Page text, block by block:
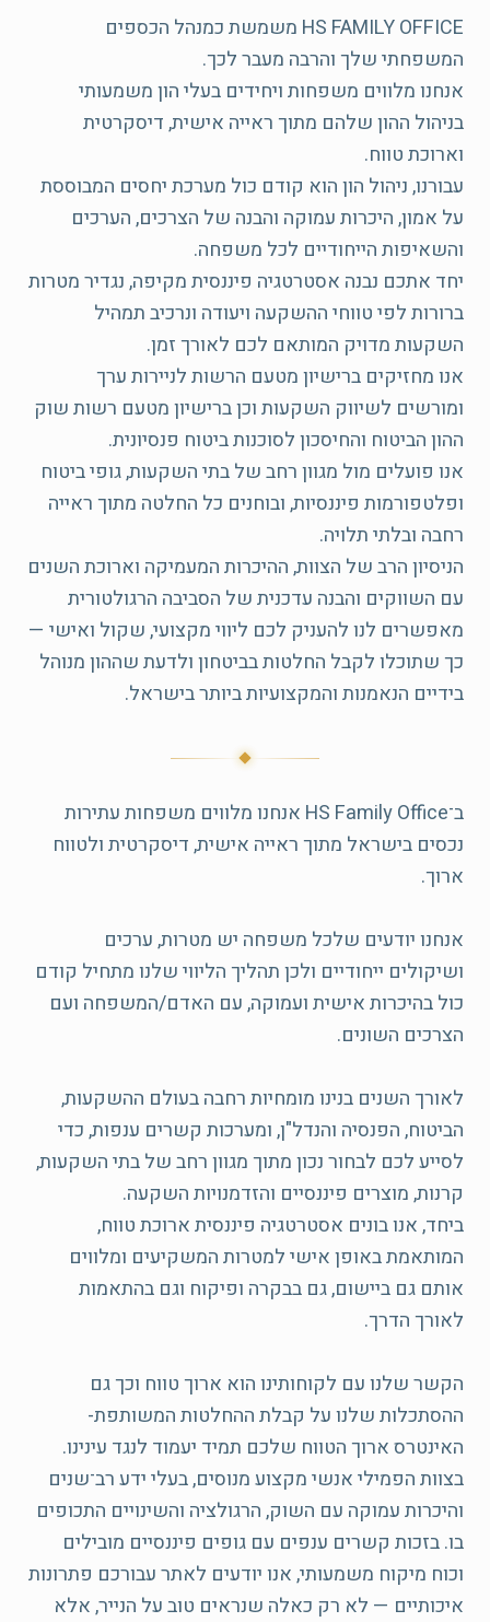
HS FAMILY OFFICE משמשת כמנהל הכספים
אנחנו מלווים משפחות ויחידים בעלי הון משמעותי
בניהול ההון שלהם מתוך ראייה אישית, דיסקרטית
עבורנו, ניהול הון הוא קודם כול מערכת יחסים המבוססת
על אמון, היכרות עמוקה והבנה של הצרכים, הערכים
יחד אתכם נבנה אסטרטגיה פיננסית מקיפה, נגדיר מטרות
ברורות לפי טווחי ההשקעה ויעודה ונרכיב תמהיל
אנו מחזיקים ברישיון מטעם הרשות לניירות ערך
ומורשים לשיווק השקעות וכן ברישיון מטעם רשות שוק
אנו פועלים מול מגוון רחב של בתי השקעות, גופי ביטוח
ופלטפורמות פיננסיות, ובוחנים כל החלטה מתוך ראייה
הניסיון הרב של הצוות, ההיכרות המעמיקה וארוכת השנים
עם השווקים והבנה עדכנית של הסביבה הרגולטורית
מאפשרים לנו להעניק לכם ליווי מקצועי, שקול ואישי —
כך שתוכלו לקבל החלטות בביטחון ולדעת שההון מנוהל
בידיים הנאמנות והמקצועיות ביותר בישראל.
ב־HS Family Office אנחנו מלווים משפחות עתירות
נכסים בישראל מתוך ראייה אישית, דיסקרטית ולטווח
אנחנו יודעים שלכל משפחה יש מטרות, ערכים
ושיקולים ייחודיים ולכן תהליך הליווי שלנו מתחיל קודם
כול בהיכרות אישית ועמוקה, עם האדם/המשפחה ועם
לאורך השנים בנינו מומחיות רחבה בעולם ההשקעות,
הביטוח, הפנסיה והנדל"ן, ומערכות קשרים ענפות, כדי
לסייע לכם לבחור נכון מתוך מגוון רחב של בתי השקעות,
ביחד, אנו בונים אסטרטגיה פיננסית ארוכת טווח,
המותאמת באופן אישי למטרות המשקיעים ומלווים
אותם גם ביישום, גם בבקרה ופיקוח וגם בהתאמות
הקשר שלנו עם לקוחותינו הוא ארוך טווח וכך גם
ההסתכלות שלנו על קבלת ההחלטות המשותפת-
בצוות הפמילי אנשי מקצוע מנוסים, בעלי ידע רב־שנים
והיכרות עמוקה עם השוק, הרגולציה והשינויים התכופים
בו. בזכות קשרים ענפים עם גופים פיננסיים מובילים
וכוח מיקוח משמעותי, אנו יודעים לאתר עבורכם פתרונות
איכותיים — לא רק כאלה שנראים טוב על הנייר, אלא